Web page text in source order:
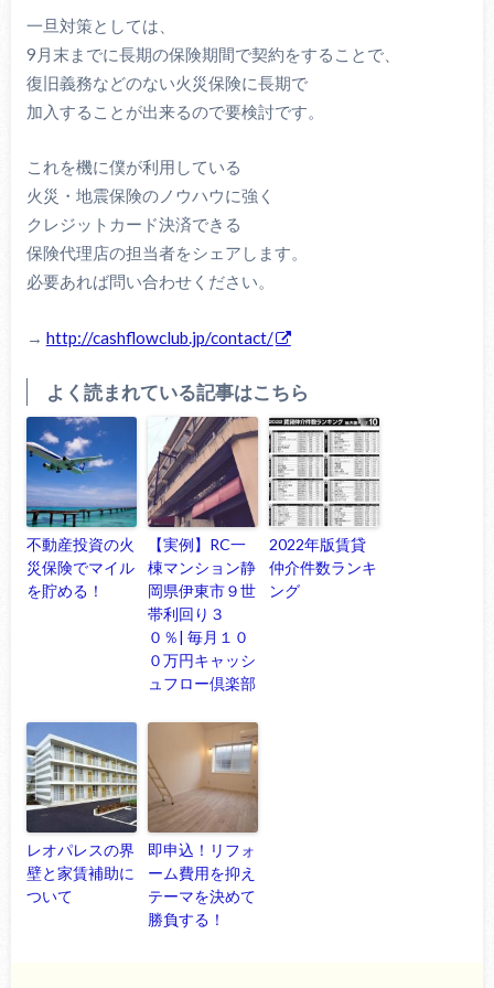
一旦対策としては、
9月末までに長期の保険期間で契約をすることで、
復旧義務などのない火災保険に長期で
加入することが出来るので要検討です。
これを機に僕が利用している
火災・地震保険のノウハウに強く
クレジットカード決済できる
保険代理店の担当者をシェアします。
必要あれば問い合わせください。
→ http://cashflowclub.jp/contact/
よく読まれている記事はこちら
不動産投資の火
災保険でマイル
を貯める！
【実例】RC一
棟マンション静
岡県伊東市９世
帯利回り３
０％| 毎月１０
０万円キャッシ
ュフロー倶楽部
2022年版賃貸
仲介件数ランキ
ング
レオパレスの界
壁と家賃補助に
ついて
即申込！リフォ
ーム費用を抑え
テーマを決めて
勝負する！